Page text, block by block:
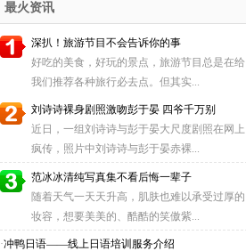
最火资讯
深扒！旅游节目不会告诉你的事
好吃的美食，好玩的景点，旅游节目总是在给
我们推荐各种旅行必去点。但其实...
刘诗诗裸身剧照激吻彭于晏 四爷千万别
近日，一组刘诗诗与彭于晏大尺度剧照在网上
疯传，照片中刘诗诗与彭于晏赤裸...
范冰冰清纯写真集不看后悔一辈子
随着天气一天天升高，肌肤也难以承受过厚的
妆容，想要美美的、酷酷的笑傲紫...
·冲鸭日语——线上日语培训服务介绍